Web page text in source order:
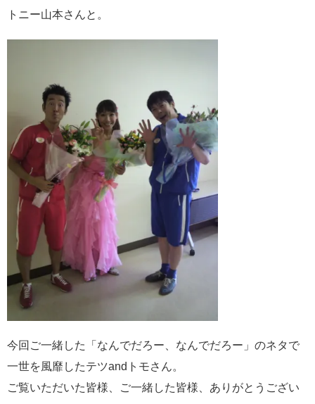
トニー山本さんと。
今回ご一緒した「なんでだろー、なんでだろー」のネタで
一世を風靡したテツandトモさん。
ご覧いただいた皆様、ご一緒した皆様、ありがとうござい